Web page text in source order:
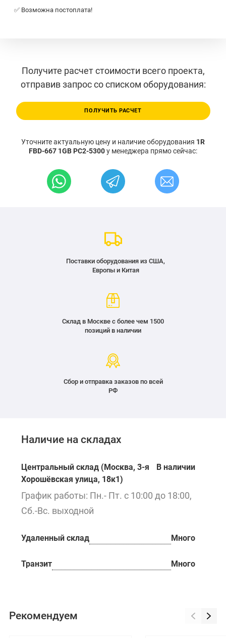
✅ Возможна постоплата!
Получите расчет стоимости всего проекта,
отправив запрос со списком оборудования:
ПОЛУЧИТЬ РАСЧЕТ
Уточните актуальную цену и наличие оборудования 1R
FBD-667 1GB PC2-5300у менеджера прямо сейчас:
Поставки оборудования из США,
Европы и Китая
Склад в Москве с более чем 1500
позиций в наличии
Сбор и отправка заказов по всей
РФ
Наличие на складах
Центральный склад (Москва, 3-я
Хорошёвская улица, 18к1)
В наличии
График работы: Пн.- Пт. с 10:00 до 18:00,
Сб.-Вс. выходной
Удаленный склад Много
Транзит Много
Рекомендуем